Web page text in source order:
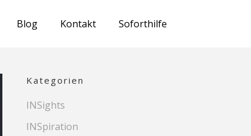
Blog Kontakt Soforthilfe
Kategorien
INSights
INSpiration